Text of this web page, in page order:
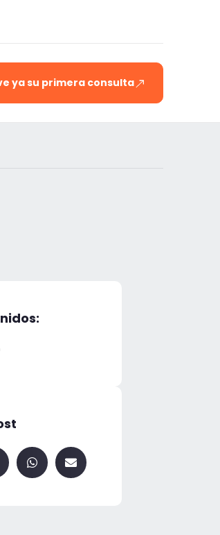
ya su primera consulta